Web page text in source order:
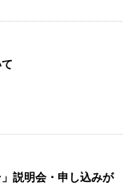
」説明会・申し込みが